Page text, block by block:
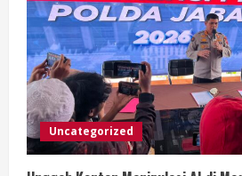
Uncategorized